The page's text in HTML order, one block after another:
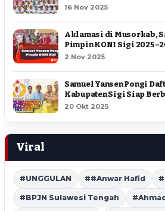
16 Nov 2025
Aklamasi di Musorkab,
Pimpin KONI Sigi
2 Nov 2025
Samuel Yansen Pongi
Kabupaten Sigi Siap
20 Okt 2025
Viral
#UNGGULAN ##Anwar Hafid
#BPJN Sulawesi Tengah